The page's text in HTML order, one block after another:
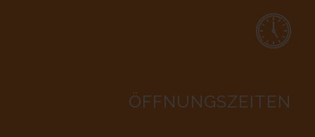
ÖFFNUNGSZEITEN